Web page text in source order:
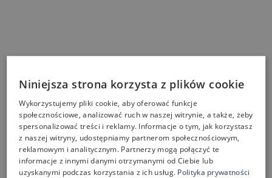
Opis produktu
Cennik
Niniejsza strona korzysta z plików cookie
Wykorzystujemy pliki cookie, aby oferować funkcje
społecznościowe, analizować ruch w naszej witrynie, a także, żeby
spersonalizować treści i reklamy. Informacje o tym, jak korzystasz
z naszej witryny, udostępniamy partnerom społecznościowym,
reklamowym i analitycznym. Partnerzy mogą połączyć te
informacje z innymi danymi otrzymanymi od Ciebie lub
uzyskanymi podczas korzystania z ich usług. Polityka prywatności